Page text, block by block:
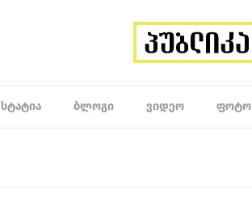
ᲡᲢᲐᲢᲘᲐ ᲑᲚᲝᲒᲘ ᲕᲘᲓᲔᲝ ᲤᲝᲢᲝ